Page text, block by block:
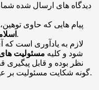
دیدگاه های ارسال شده
پیام هایی که حاوی
باشد منتشر نخواهد شد.
لازم به یادآوری است
شود و کلیه مسئولیت
نظر بوده و قابل
گونه شکایت مسئولیت بر عهده شخص نظر دهنده خواهد بود.